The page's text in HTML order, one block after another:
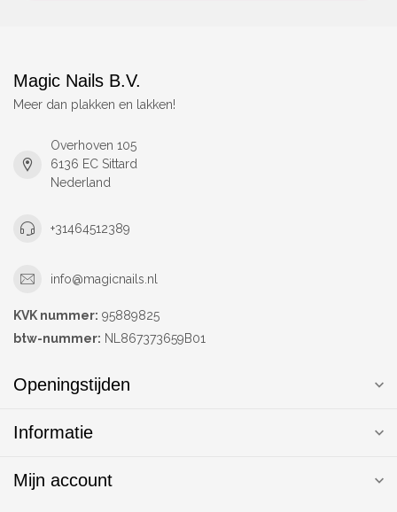
Magic Nails B.V.
Meer dan plakken en lakken!
Overhoven 105
6136 EC Sittard
Nederland
+31464512389
info@magicnails.nl
KVK nummer: 95889825
btw-nummer: NL867373659B01
Openingstijden
Informatie
Mijn account